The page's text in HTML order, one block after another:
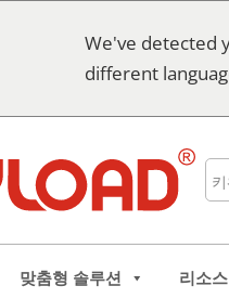
We've detected
different
검
맞춤형 솔루션 리소스